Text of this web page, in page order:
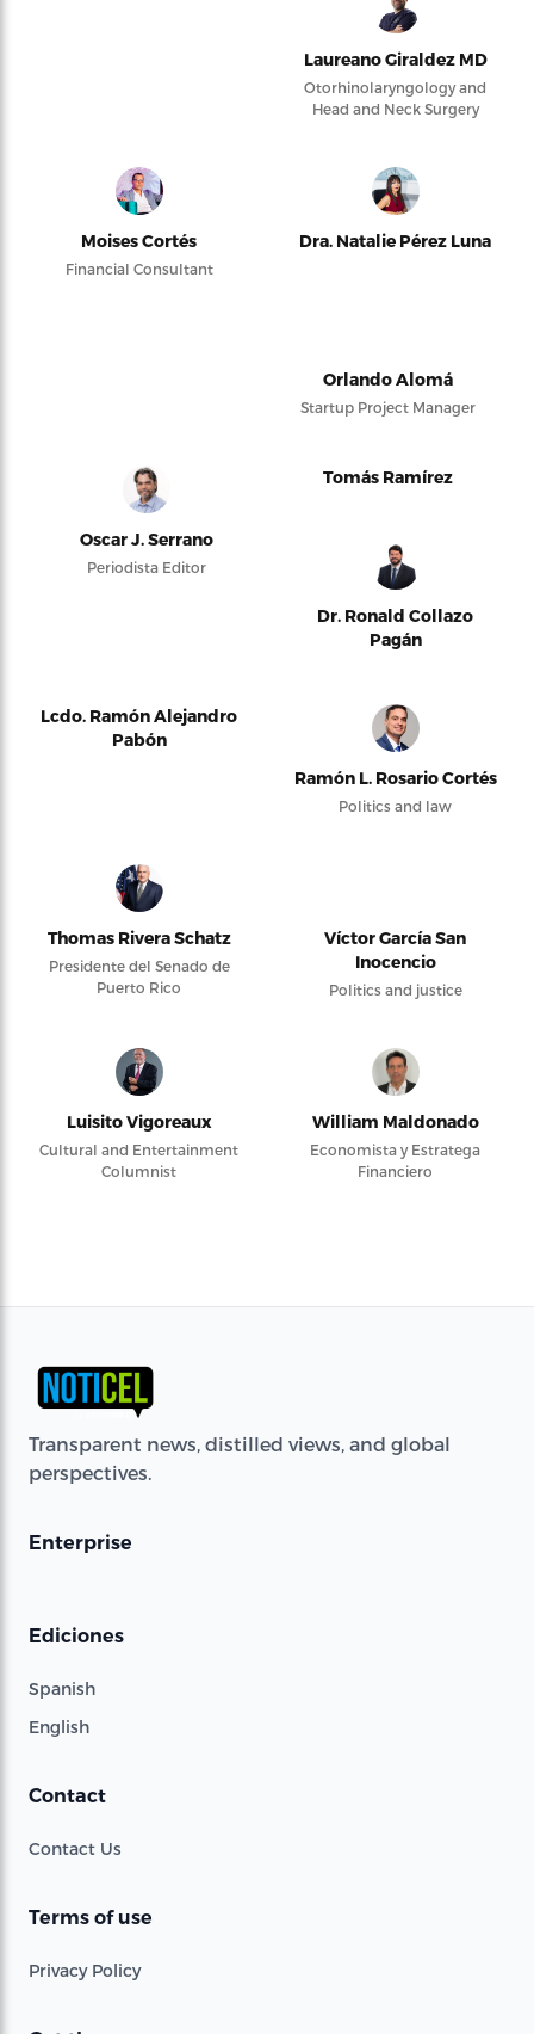
Laureano Giraldez MD
Otorhinolaryngology and
Head and Neck Surgery
Moises Cortés
Financial Consultant
Dra. Natalie Pérez Luna
Orlando Alomá
Startup Project Manager
Oscar J. Serrano
Periodista Editor
Tomás Ramírez
Dr. Ronald Collazo
Pagán
Lcdo. Ramón Alejandro
Pabón
Ramón L. Rosario Cortés
Politics and law
Thomas Rivera Schatz
Presidente del Senado de
Puerto Rico
Víctor García San
Inocencio
Politics and justice
Luisito Vigoreaux
Cultural and Entertainment
Columnist
William Maldonado
Economista y Estratega
Financiero
Transparent news, distilled views, and global
perspectives.
Enterprise
Ediciones
Spanish
English
Contact
Contact Us
Terms of use
Privacy Policy